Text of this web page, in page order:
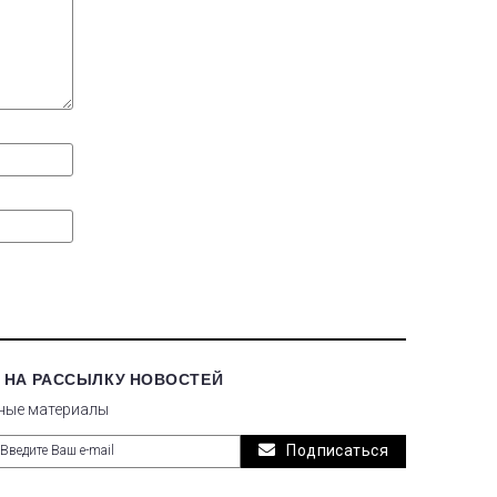
НА РАССЫЛКУ НОВОСТЕЙ
материалы
Подписаться